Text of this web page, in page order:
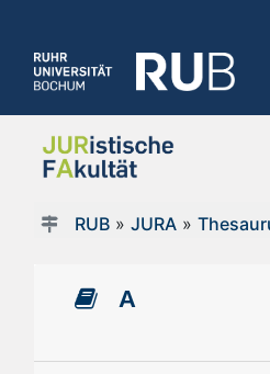
RUB» JURA»
A